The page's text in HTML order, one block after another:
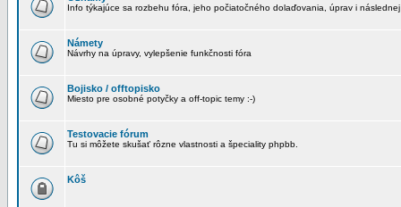
Info týkajúce sa rozbehu fóra, jeho počiatočného dolaďovania, úprav i
Námety
Návrhy na úpravy, vylepšenie funkčnosti fóra
Bojisko / offtopisko
Miesto pre osobné potyčky a off-topic temy :-)
Testovacie fórum
Tu si môžete skušať rôzne vlastnosti a špeciality phpbb.
Kôš